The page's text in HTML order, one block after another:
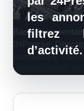
les
filtrez
d’activité.
Base
24Presse.
journalistes,
professionnels de